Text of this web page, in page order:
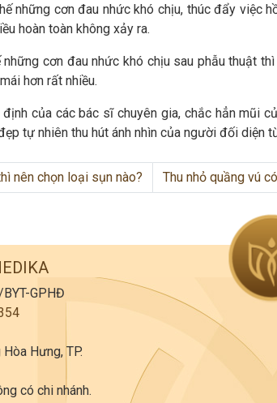
những cơn đau nhức khó chịu, thúc đẩy việc
hoàn toàn không xảy ra.
những cơn đau nhức khó chịu sau phẫu thuật
hơn rất nhiều.
của các bác sĩ chuyên gia, chắc hẳn mũi
tự nhiên thu hút ánh nhìn của người đối diện
nên chọn loại sụn nào? Thu nhỏ quầng vú
GPHĐ
Hưng, TP.
có chi nhánh.